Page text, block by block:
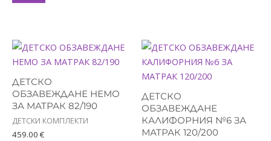
ДЕТСКО
ОБЗАВЕЖДАНЕ НЕМО
ЗА МАТРАК 82/190
ДЕТСКИ КОМПЛЕКТИ
459.00 €
ДЕТСКО
ОБЗАВЕЖДАНЕ
КАЛИФОРНИЯ №6 ЗА
МАТРАК 120/200